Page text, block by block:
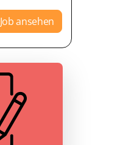
Job ansehen